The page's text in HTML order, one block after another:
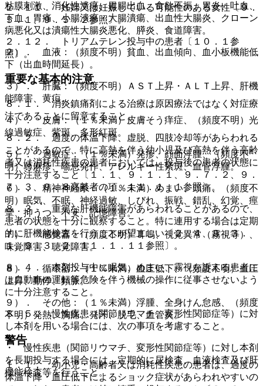
２．１１． 妊婦又は妊娠している可能性のある女性〔９．
５．１、９．５．２参照〕。
２．１２． トリアムテレン投与中の患者〔１０．１参
照〕。
重要な基本的注意
８．１． 消炎鎮痛剤による治療は原因療法ではなく対症療
法であることに留意すること。
８．２． 過度の体温下降、虚脱、四肢冷却等があらわれる
ことがあるので、特に高熱を伴う幼小児及び高熱を伴う高齢
者又は消耗性疾患の患者においては、投与後の患者の状態に
十分注意すること〔１．１、９．１．１、９．７．２、９．
７．３、９．８高齢者の項、１１．１．１参照〕。
８．３． 重篤な肝機能障害があらわれることがあるので、
患者の状態を十分に観察すること。特に連用する場合は定期
的に肝機能検査を行うことが望ましい〔２．４、９．３．
１、９．３．２、１１．１．１１参照〕。
８．４． 本剤投与中に眠気、めまい、霧視を訴える患者に
は自動車の運転等危険を伴う機械の操作に従事させないよう
に十分注意すること。
８．５． 慢性疾患（関節リウマチ、変形性関節症等）に対
し本剤を用いる場合には、次の事項を考慮すること。
・ 慢性疾患（関節リウマチ、変形性関節症等）に対し本剤
を長期投与する場合には、定期的に尿検査、血液検査及び肝
機能検査等を行うこと。
粘膜刺激、消化性潰瘍、胃腸出血、食欲不振、胃炎、吐血、
下血、胃痛、小腸潰瘍・大腸潰瘍、出血性大腸炎、クローン
病悪化又は潰瘍性大腸炎悪化、膵炎、食道障害。
２）． 血液：（頻度不明）貧血、出血傾向、血小板機能低
下（出血時間延長）。
３）． 肝臓：（頻度不明）ＡＳＴ上昇・ＡＬＴ上昇、肝機
能障害、黄疸。
４）． 皮膚：（１％未満）皮膚そう痒症、（頻度不明）光
線過敏症、紫斑、多形紅斑。
５）． 過敏症：（１％未満）発疹、顔面浮腫、（頻度不
明）蕁麻疹、喘息発作、アレルギー性紫斑、血管浮腫。
６）． 精神神経系：（１％未満）めまい、頭痛、（頻度不
明）眠気、不眠、神経過敏、しびれ、振戦、錯乱、幻覚、痙
攣、抑うつ、不安、記憶障害。
７）． 感覚器：（頻度不明）耳鳴、視覚異常（霧視等）、
味覚障害、聴覚障害。
８）． 循環器：（１％未満）血圧低下、（頻度不明）血圧
上昇、動悸、頻脈。
９）． その他：（１％未満）浮腫、全身けん怠感、（頻度
不明）発熱、胸痛、発汗、脱毛、血管炎。
警告
１．１． 幼小児・高齢者又は消耗性疾患の患者は、過度の
体温下降・血圧低下によるショック症状があらわれやすいの